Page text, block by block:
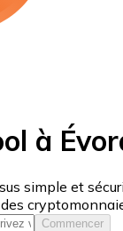
à
simple et
Commencer